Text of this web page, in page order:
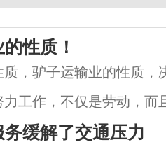
性质！
，驴子运输业的性质，
工作，不仅是劳动，而
。我们应该随时处理恶
缓解了交通压力